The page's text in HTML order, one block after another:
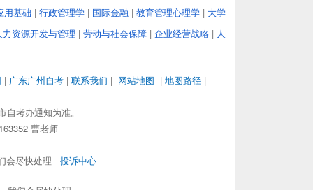
用基础 | 行政管理学 | 国际金融 | 教育管理心理学 | 大学
力资源开发与管理 | 劳动与社会保障 | 企业经营战略 | 人
| 广东广州自考 | 联系我们 | 网站地图 | 地图路径 |
考办通知为准。
曹老师
会尽快处理 投诉中心